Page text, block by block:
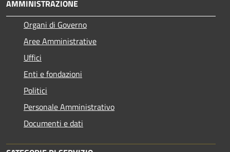
AMMINISTRAZIONE
Organi di Governo
Aree Amministrative
Uffici
Enti e fondazioni
Politici
Personale Amministrativo
Documenti e dati